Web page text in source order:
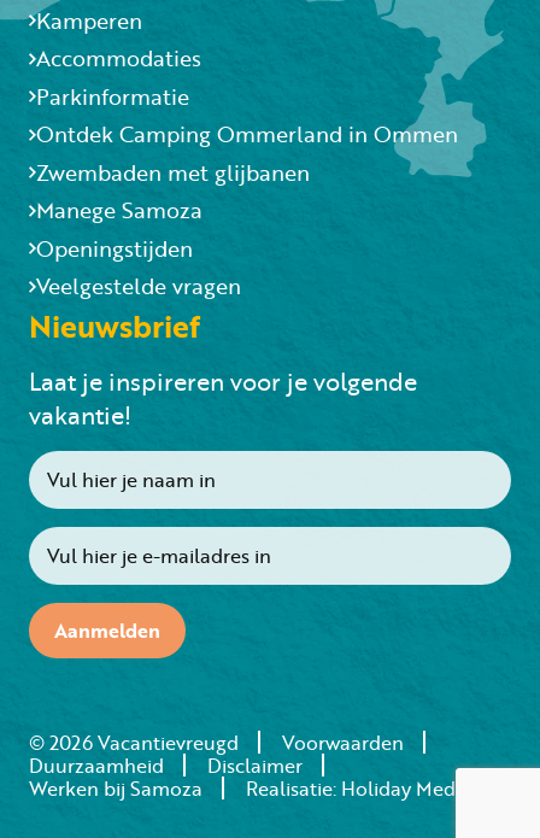
Kamperen
Accommodaties
Parkinformatie
Ontdek Camping Ommerland in Ommen
Zwembaden met glijbanen
Manege Samoza
Openingstijden
Veelgestelde vragen
Nieuwsbrief
Laat je inspireren voor je volgende
vakantie!
Aanmelden
© 2026 Vacantievreugd
Voorwaarden
Duurzaamheid
Disclaimer
Werken bij Samoza
Realisatie: Holiday Media